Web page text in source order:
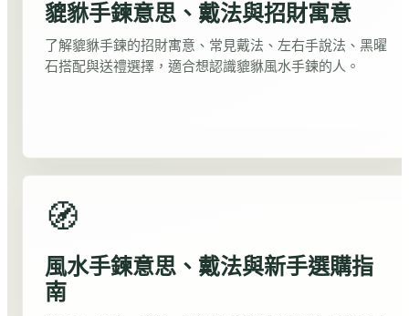
貔貅手鍊意思、戴法與招財寓意
了解貔貅手鍊的招財寓意、常見戴法、左右手說法、黑曜
石搭配與送禮選擇，適合想認識貔貅風水手鍊的人。
🧭
風水手鍊意思、戴法與新手選購指
南